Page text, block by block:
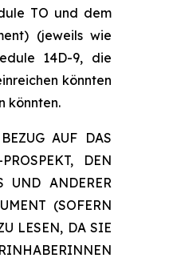
TO und dem
(jeweils wie
14D-9, die
könnten
könnten.
AUF DAS
DEN
UND ANDERER
(SOFERN
LESEN, DA SIE